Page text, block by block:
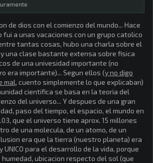
de dios con el comienzo del mundo... Hace
fui a unas vacaciones con un grupo catolico
tantas cosas, hubo una charla sobre el
una clase bastante extensa sobre fisica
de una univesidad importante (no
era importante)... Segun ellos (y no digo
mal, cuento simplemente lo que explicaban)
cientifica se basa en la teoria del
del universo... Y despues de una gran
paso del tiempo, el espacio, el mundo en
que el universo tiene aprox. 15 millones
de una molecula, de un atomo, de un
era que la tierra (nuestro planeta) era
UNICO para el desarrollo de la vida, porque
ubicacion respecto del sol (que